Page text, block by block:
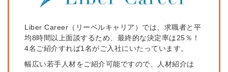
Liber Career（リーベルキャリア）では、求職者と平
均8時間以上面談するため、最終的な決定率は25％！
4名ご紹介すれば1名がご入社にいたっています。
幅広い若手人材をご紹介可能ですので、人材紹介は
簡単10秒！無料会員登録